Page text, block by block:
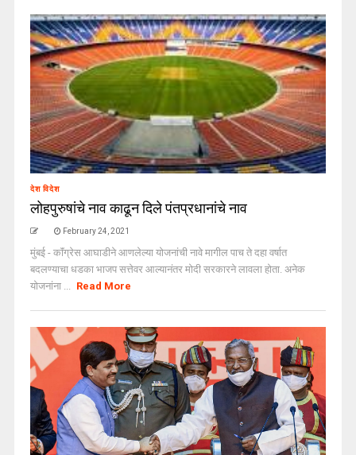
देश विदेश
लोहपुरुषांचे नाव काढून दिले पंतप्रधानांचे नाव
February 24, 2021
मुंबई - काॅंग्रेस आघाडीने आणलेल्या योजनांची नावे मागील पाच ते दहा वर्षात
बदलण्याचा धडका भाजप सत्तेवर आल्यानंतर मोदी सरकारने लावला होता. अनेक
योजनांना ... Read More